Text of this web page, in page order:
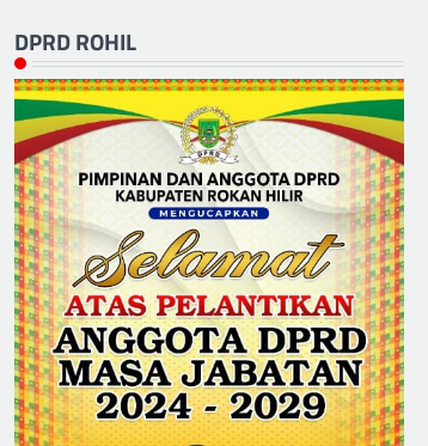
DPRD ROHIL